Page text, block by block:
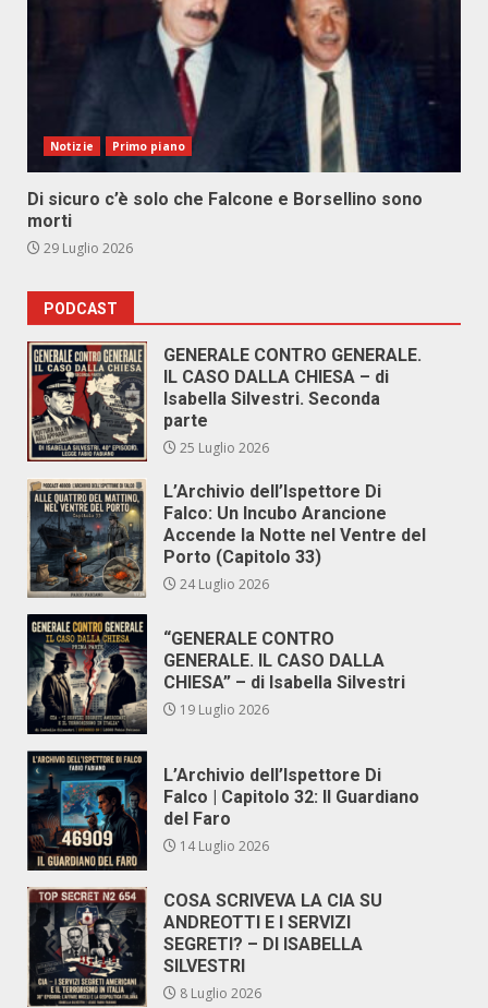
Notizie Primo piano
Di sicuro c’è solo che Falcone e Borsellino sono
morti
29 Luglio 2026
PODCAST
GENERALE CONTRO GENERALE.
IL CASO DALLA CHIESA – di
Isabella Silvestri. Seconda
parte
25 Luglio 2026
L’Archivio dell’Ispettore Di
Falco: Un Incubo Arancione
Accende la Notte nel Ventre del
Porto (Capitolo 33)
24 Luglio 2026
“GENERALE CONTRO
GENERALE. IL CASO DALLA
CHIESA” – di Isabella Silvestri
19 Luglio 2026
L’Archivio dell’Ispettore Di
Falco | Capitolo 32: Il Guardiano
del Faro
14 Luglio 2026
COSA SCRIVEVA LA CIA SU
ANDREOTTI E I SERVIZI
SEGRETI? – DI ISABELLA
SILVESTRI
8 Luglio 2026